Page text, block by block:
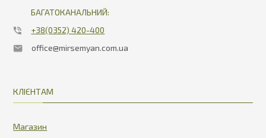
БАГАТОКАНАЛЬНИЙ:
+38(0352) 420-400
office@mirsemyan.com.ua
КЛІЄНТАМ
Магазин